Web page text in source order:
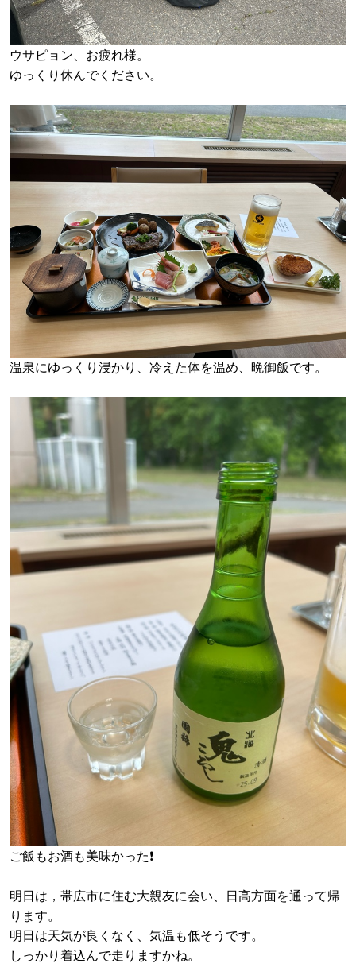
ウサピョン、お疲れ様。
ゆっくり休んでください。
温泉にゆっくり浸かり、冷えた体を温め、晩御飯です。
ご飯もお酒も美味かった❗️
明日は，帯広市に住む大親友に会い、日高方面を通って帰
ります。
明日は天気が良くなく、気温も低そうです。
しっかり着込んで走りますかね。